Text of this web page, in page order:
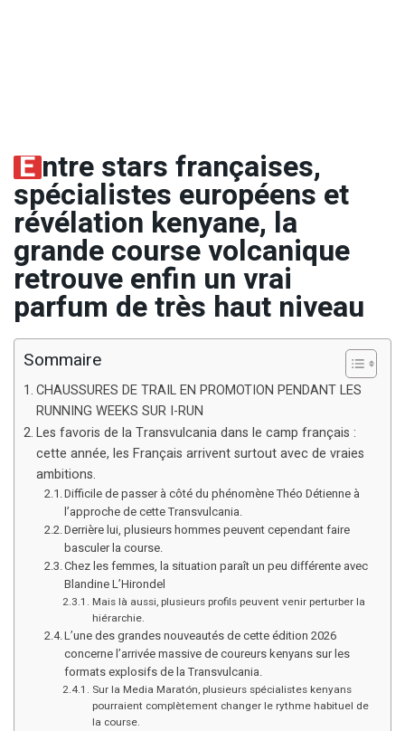
Entre stars françaises,
spécialistes européens et
révélation kenyane, la
grande course volcanique
retrouve enfin un vrai
parfum de très haut niveau
Sommaire
CHAUSSURES DE TRAIL EN PROMOTION PENDANT LES
RUNNING WEEKS SUR I-RUN
Les favoris de la Transvulcania dans le camp français :
cette année, les Français arrivent surtout avec de vraies
ambitions.
Difficile de passer à côté du phénomène Théo Détienne à
l’approche de cette Transvulcania.
Derrière lui, plusieurs hommes peuvent cependant faire
basculer la course.
Chez les femmes, la situation paraît un peu différente avec
Blandine L’Hirondel
Mais là aussi, plusieurs profils peuvent venir perturber la
hiérarchie.
L’une des grandes nouveautés de cette édition 2026
concerne l’arrivée massive de coureurs kenyans sur les
formats explosifs de la Transvulcania.
Sur la Media Maratón, plusieurs spécialistes kenyans
pourraient complètement changer le rythme habituel de
la course.